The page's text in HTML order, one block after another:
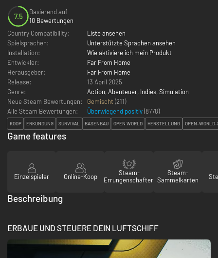
7.5
Basierend auf
10 Bewertungen
Country Compatibility:
Liste ansehen
Spielsprachen:
Unterstützte Sprachen ansehen
Installation:
Wie aktiviere ich mein Produkt
Entwickler:
Far From Home
Herausgeber:
Far From Home
Release:
13 April 2025
Genre:
Action, Abenteuer, Indies, Simulation
Neue Steam Bewertungen:
Gemischt (211)
Alle Steam Bewertungen:
Überwiegend positiv(8778)
KOOP ERKUNDUNG SURVIVAL BASENBAU OPEN WORLD HERSTELLUNG OPEN-
Game features
Einzelspieler Online-Koop
Steam-
Errungenschaften
Steam-
Sammelkarten
Beschreibung
ERBAUE UND STEUERE DEIN LUFTSCHIFF